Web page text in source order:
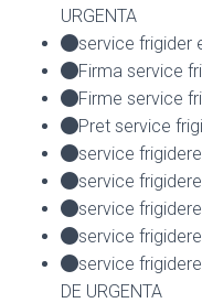
URGENTA
service frigider
Firma service
Firme service
Pret service
service
service
service
service
service
DE URGENTA